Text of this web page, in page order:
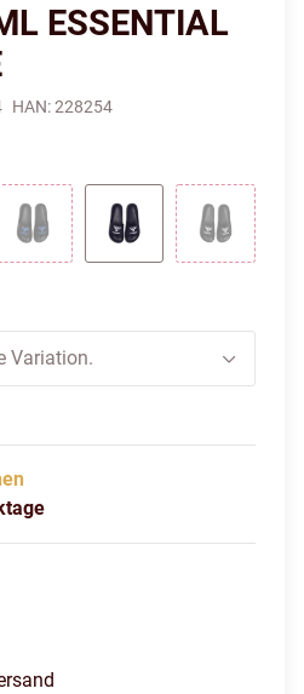
ESSENTIAL
HAN:228254
Variation.